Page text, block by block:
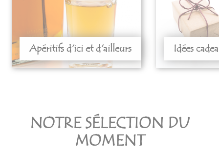
Apéritifs d'ici et d'ailleurs Idées
NOTRE SÉLECTION DU
MOMENT